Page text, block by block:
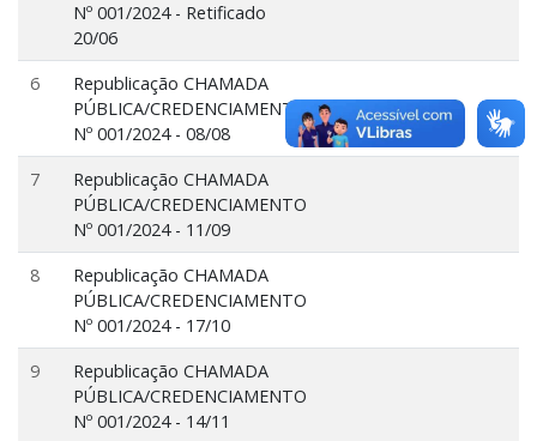
Nº 001/2024 - Retificado
20/06
6
Republicação CHAMADA
PÚBLICA/CREDENCIAMENTO
Nº 001/2024 - 08/08
7
Republicação CHAMADA
PÚBLICA/CREDENCIAMENTO
Nº 001/2024 - 11/09
8
Republicação CHAMADA
PÚBLICA/CREDENCIAMENTO
Nº 001/2024 - 17/10
9
Republicação CHAMADA
PÚBLICA/CREDENCIAMENTO
Nº 001/2024 - 14/11